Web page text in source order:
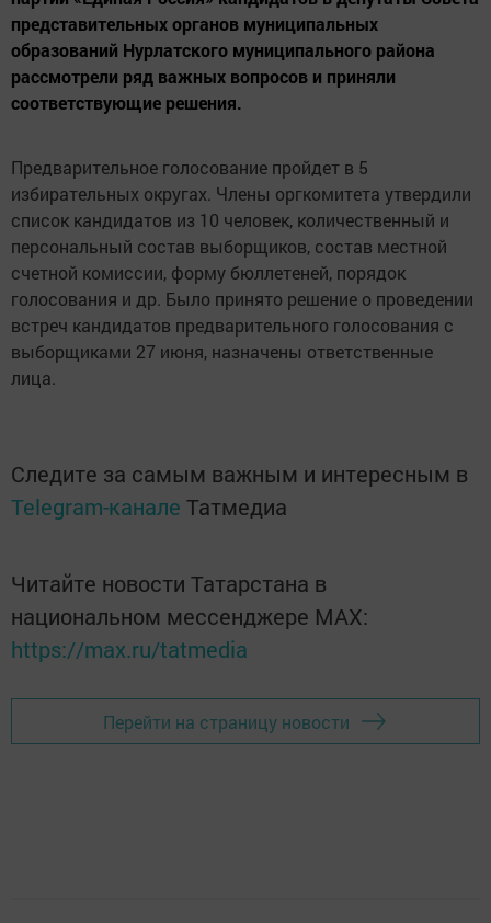
представительных органов муниципальных
образований Нурлатского муниципального района
рассмотрели ряд важных вопросов и приняли
соответствующие решения.
Предварительное голосование пройдет в 5
избирательных округах. Члены оргкомитета утвердили
список кандидатов из 10 человек, количественный и
персональный состав выборщиков, состав местной
счетной комиссии, форму бюллетеней, порядок
голосования и др. Было принято решение о проведении
встреч кандидатов предварительного голосования с
выборщиками 27 июня, назначены ответственные
лица.
Следите за самым важным и интересным в
Telegram-канале Татмедиа
Читайте новости Татарстана в
национальном мессенджере MАХ:
https://max.ru/tatmedia
Перейти на страницу новости